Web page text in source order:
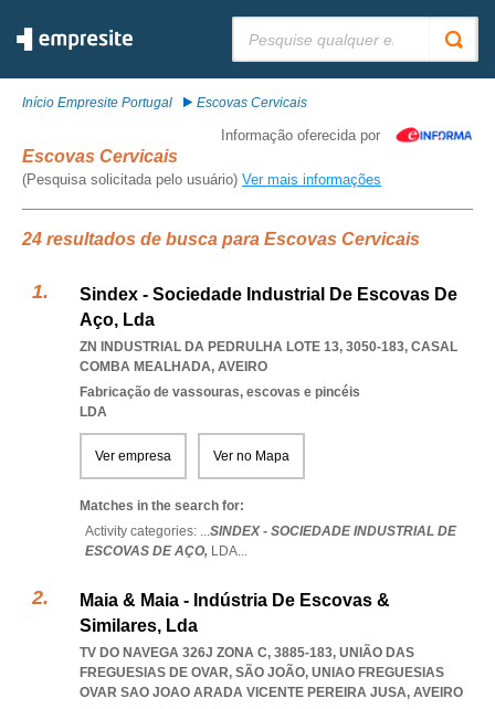
Início Empresite Portugal Escovas Cervicais
Informação oferecida por
Escovas Cervicais
(Pesquisa solicitada pelo usuário) Ver mais informações
24 resultados de busca para Escovas Cervicais
Sindex - Sociedade Industrial De Escovas De
Aço, Lda
ZN INDUSTRIAL DA PEDRULHA LOTE 13, 3050-183, CASAL
COMBA MEALHADA, AVEIRO
Fabricação de vassouras, escovas e pincéis
LDA
Ver empresa Ver no Mapa
Matches in the search for:
Activity categories: ...SINDEX - SOCIEDADE INDUSTRIAL DE
ESCOVAS DE AÇO, LDA...
Maia & Maia - Indústria De Escovas &
Similares, Lda
TV DO NAVEGA 326J ZONA C, 3885-183, UNIÃO DAS
FREGUESIAS DE OVAR, SÃO JOÃO, UNIAO FREGUESIAS
OVAR SAO JOAO ARADA VICENTE PEREIRA JUSA, AVEIRO